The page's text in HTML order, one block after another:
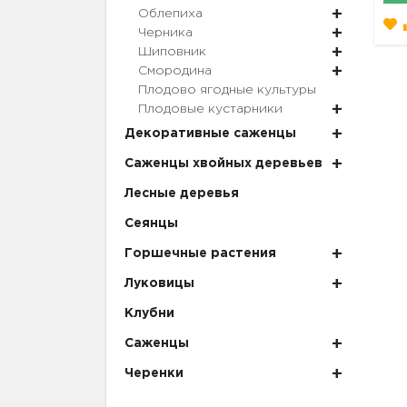
Облепиха
Черника
Шиповник
Смородина
Плодово ягодные культуры
Плодовые кустарники
Декоративные саженцы
Саженцы хвойных деревьев
Лесные деревья
Сеянцы
Горшечные растения
Луковицы
Клубни
Саженцы
Черенки